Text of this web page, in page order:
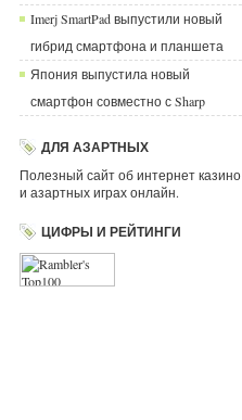
Imerj SmartPad выпустили новый
гибрид смартфона и планшета
Япония выпустила новый
смартфон совместно с Sharp
ДЛЯ АЗАРТНЫХ
Полезный сайт об интернет казино
и азартных играх онлайн.
ЦИФРЫ И РЕЙТИНГИ